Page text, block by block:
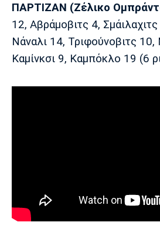
Μπορούσια
Ντόρτμουντ
Παρί Σεν
Ζερμέν
Αστέρας
ΠΑΡΤΙΖΑΝ (Ζέλικο
12, Αβράμοβιτς 4,
Νάναλι 14, Τριφούνοβιτς 10,
Καμίνκσι 9, Καμπόκλο 19 (6